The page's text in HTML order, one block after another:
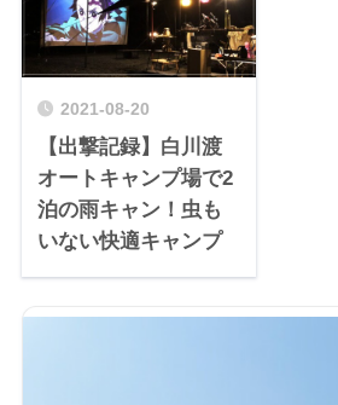
2021-08-20
【出撃記録】白川渡
オートキャンプ場で2
泊の雨キャン！虫も
いない快適キャンプ